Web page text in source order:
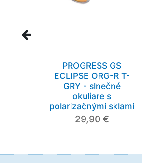
PROGRESS GS
ECLIPSE ORG-R T-
GRY - slnečné
okuliare s
polarizačnými sklami
29,90 €